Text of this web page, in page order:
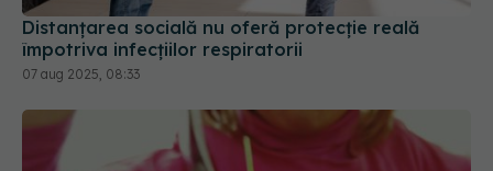
Distanțarea socială nu oferă protecție reală
împotriva infecțiilor respiratorii
07 aug 2025, 08:33